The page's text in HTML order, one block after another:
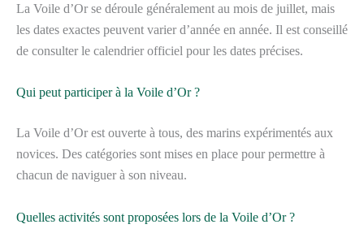
La Voile d’Or se déroule généralement au mois de juillet, mais
les dates exactes peuvent varier d’année en année. Il est conseillé
de consulter le calendrier officiel pour les dates précises.
Qui peut participer à la Voile d’Or ?
La Voile d’Or est ouverte à tous, des marins expérimentés aux
novices. Des catégories sont mises en place pour permettre à
chacun de naviguer à son niveau.
Quelles activités sont proposées lors de la Voile d’Or ?